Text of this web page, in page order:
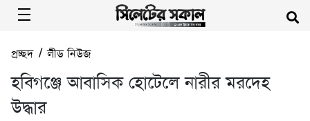
প্রচ্ছদ/লীড নিউজ
হবিগঞ্জে আবাসিক হোটেলে নারীর মরদেহ
উদ্ধার